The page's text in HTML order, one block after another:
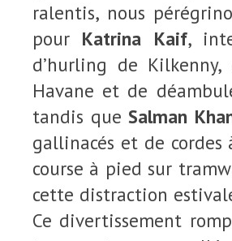
ralentis, nous
pour Katrina Kaif,
d’hurling de
Havane et de
tandis que Salman
gallinacés et de cordes
course à pied sur
cette distraction
Ce divertissement